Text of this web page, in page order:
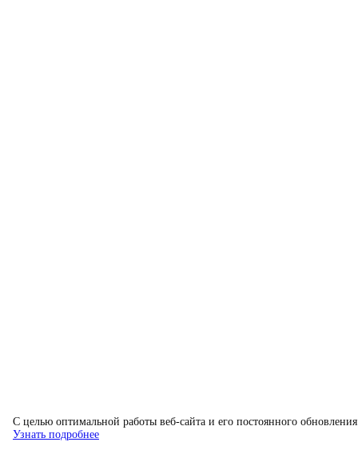
C целью оптимальной работы веб-сайта и его постоянного
Узнать подробнее